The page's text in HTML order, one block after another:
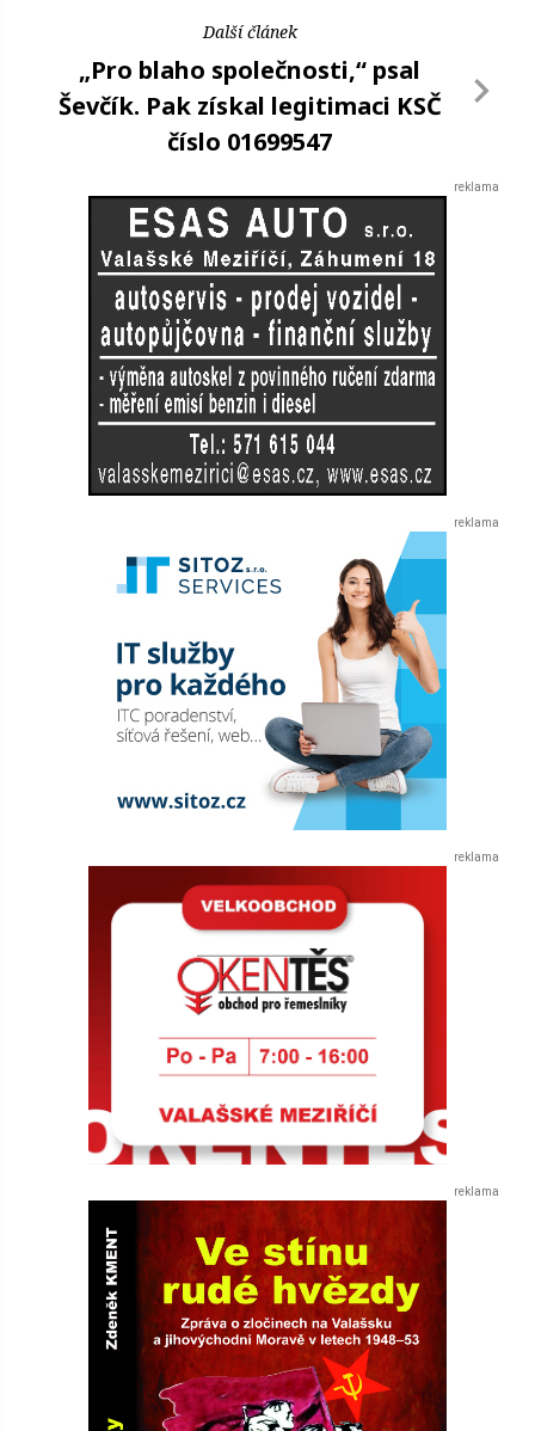
Další článek
„Pro blaho společnosti,“ psal
Ševčík. Pak získal legitimaci KSČ
číslo 01699547